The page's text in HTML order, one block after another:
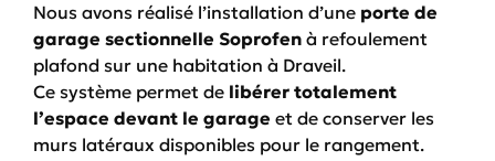
Nous avons réalisé l’installation d’une porte de
garage sectionnelle Soprofen à refoulement
plafond sur une habitation à Draveil.
Ce système permet de libérer totalement
l’espace devant le garage et de conserver les
murs latéraux disponibles pour le rangement.